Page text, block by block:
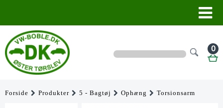
0
Forside Produkter 5 - Bagtøj Ophæng Torsionsarm